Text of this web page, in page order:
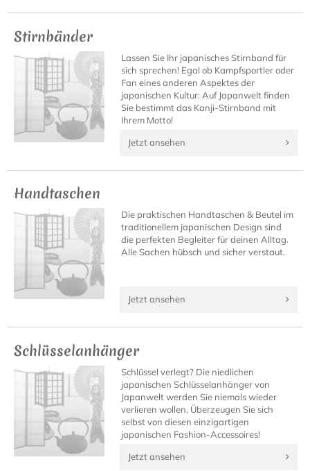
Stirnbänder
Lassen Sie Ihr japanisches Stirnband für
sich sprechen! Egal ob Kampfsportler oder
Fan eines anderen Aspektes der
japanischen Kultur: Auf Japanwelt finden
Sie bestimmt das Kanji-Stirnband mit
Ihrem Motto!
Jetzt ansehen
Handtaschen
Die praktischen Handtaschen & Beutel im
traditionellem japanischen Design sind
die perfekten Begleiter für deinen Alltag.
Alle Sachen hübsch und sicher verstaut.
Jetzt ansehen
Schlüsselanhänger
Schlüssel verlegt? Die niedlichen
japanischen Schlüsselanhänger von
Japanwelt werden Sie niemals wieder
verlieren wollen. Überzeugen Sie sich
selbst von diesen einzigartigen
japanischen Fashion-Accessoires!
Jetzt ansehen